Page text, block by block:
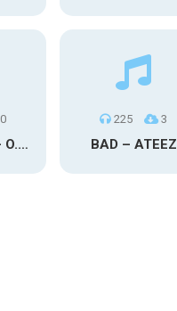
0
Maxo Kream – O.Y.N
225 3
BAD – ATEEZ